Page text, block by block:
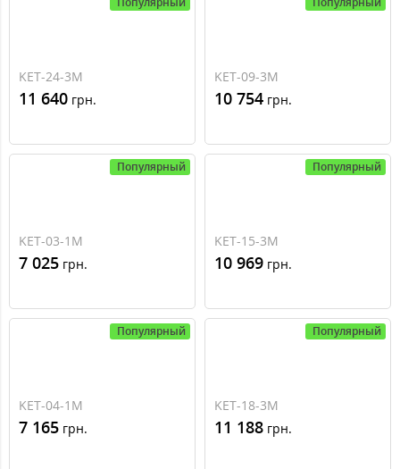
KET-24-3M
11 640 грн.
KET-09-3M
10 754 грн.
Популярный
KET-03-1M
7 025 грн.
Популярный
KET-15-3M
10 969 грн.
Популярный
KET-04-1M
7 165 грн.
Популярный
KET-18-3M
11 188 грн.